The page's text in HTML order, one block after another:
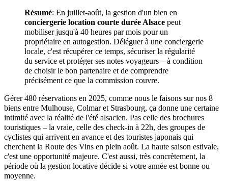
Résumé: En juillet-août, la gestion d'un bien en
conciergerie location courte durée Alsace peut
mobiliser jusqu'à 40 heures par mois pour un
propriétaire en autogestion. Déléguer à une conciergerie
locale, c'est récupérer ce temps, sécuriser la régularité
du service et protéger ses notes voyageurs – à condition
de choisir le bon partenaire et de comprendre
précisément ce que la commission couvre.
Gérer 480 réservations en 2025, comme nous le faisons sur nos 8
biens entre Mulhouse, Colmar et Strasbourg, ça donne une certaine
intimité avec la réalité de l'été alsacien. Pas celle des brochures
touristiques – la vraie, celle des check-in à 22h, des groupes de
cyclistes qui arrivent en avance et des touristes japonais qui
cherchent la Route des Vins en plein août. La haute saison estivale,
c'est une opportunité majeure. C'est aussi, très concrètement, la
période où la gestion locative décide si votre année est bonne ou
moyenne.